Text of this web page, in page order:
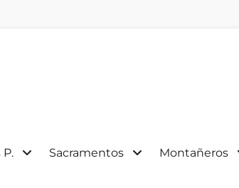
Sacramentos Montañeros